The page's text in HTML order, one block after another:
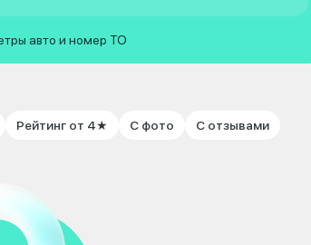
авто и номер ТО
Рейтинг от 4★ С фото С отзывами